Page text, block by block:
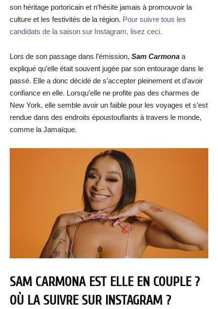
son héritage portoricain et n’hésite jamais à promouvoir la
culture et les festivités de la région. Pour suivre tous les
candidats de la saison sur Instagram, lisez ceci.
Lors de son passage dans l’émission, Sam Carmona a
expliqué qu’elle était souvent jugée par son entourage dans le
passé. Elle a donc décidé de s’accepter pleinement et d’avoir
confiance en elle. Lorsqu’elle ne profite pas des charmes de
New York, elle semble avoir un faible pour les voyages et s’est
rendue dans des endroits époustouflants à travers le monde,
comme la Jamaïque.
SAM CARMONA EST ELLE EN COUPLE ?
OÙ LA SUIVRE SUR INSTAGRAM ?